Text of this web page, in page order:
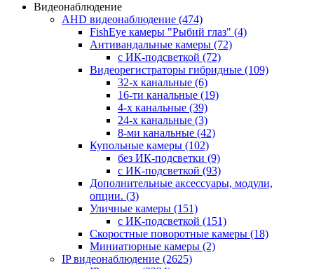
Видеонаблюдение
AHD видеонаблюдение (474)
FishEye камеры "Рыбий глаз" (4)
Антивандальные камеры (72)
с ИК-подсветкой (72)
Видеорегистраторы гибридные (109)
32-х канальные (6)
16-ти канальные (19)
4-х канальные (39)
24-х канальные (3)
8-ми канальные (42)
Купольные камеры (102)
без ИК-подсветки (9)
с ИК-подсветкой (93)
Дополнительные аксессуары, модули,
опции. (3)
Уличные камеры (151)
с ИК-подсветкой (151)
Скоростные поворотные камеры (18)
Миниатюрные камеры (2)
IP видеонаблюдение (2625)